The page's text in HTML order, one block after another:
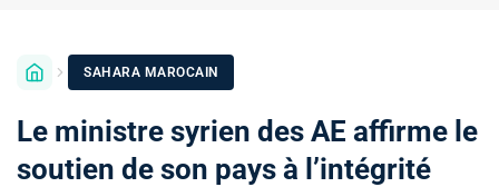
SAHARA MAROCAIN
Le ministre syrien des AE affirme le
soutien de son pays à l’intégrité